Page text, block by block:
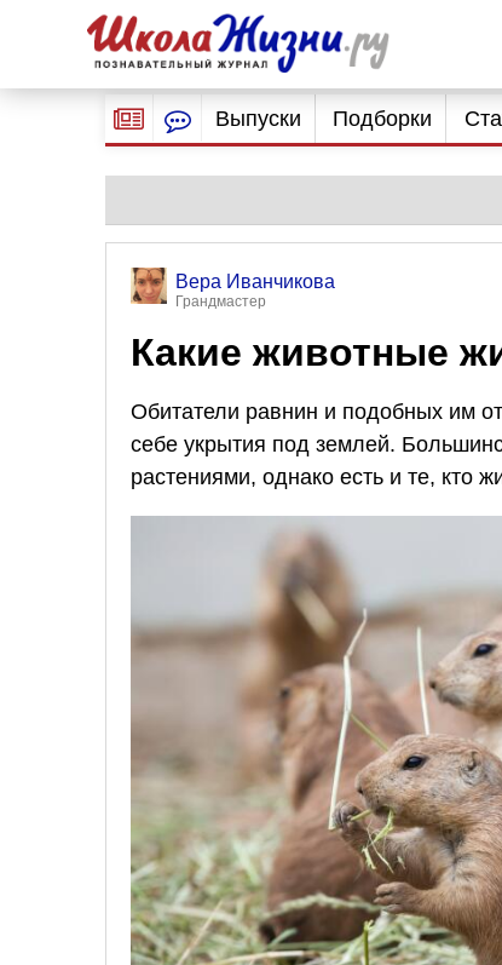
Выпуски Подборки
Вера Иванчикова
Грандмастер
Какие животные
Обитатели равнин и подобных им
себе укрытия под землей.
растениями, однако есть и те, кто